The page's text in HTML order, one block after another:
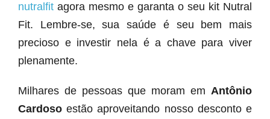
nutralfit agora mesmo e garanta o seu kit Nutral
Fit. Lembre-se, sua saúde é seu bem mais
precioso e investir nela é a chave para viver
plenamente.
Milhares de pessoas que moram em Antônio
Cardoso estão aproveitando nosso desconto e